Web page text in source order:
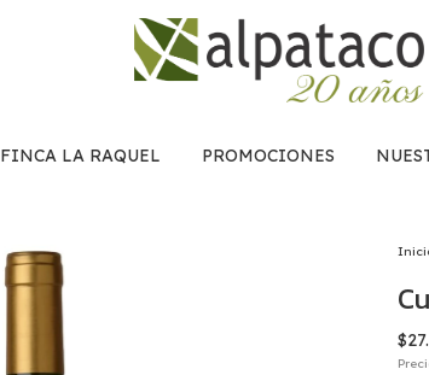
FINCA LA RAQUEL PROMOCIONES